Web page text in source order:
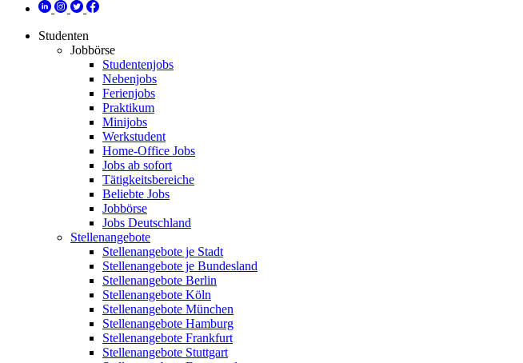
Studenten
Jobbörse
Studentenjobs
Nebenjobs
Ferienjobs
Praktikum
Minijobs
Werkstudent
Home-Office Jobs
Jobs ab sofort
Tätigkeitsbereiche
Beliebte Jobs
Jobbörse
Jobs Deutschland
Stellenangebote
Stellenangebote je Stadt
Stellenangebote je Bundesland
Stellenangebote Berlin
Stellenangebote Köln
Stellenangebote München
Stellenangebote Hamburg
Stellenangebote Frankfurt
Stellenangebote Stuttgart